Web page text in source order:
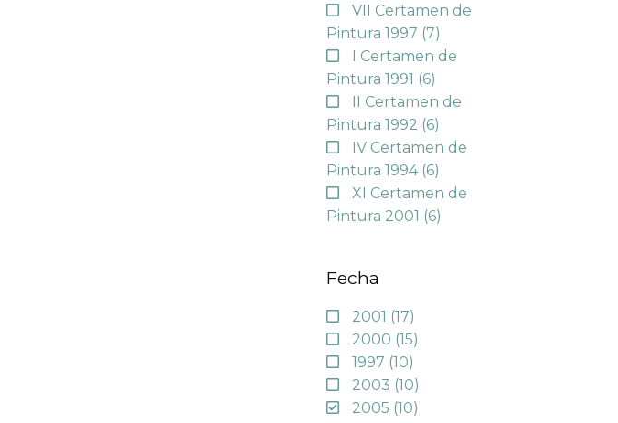
VII Certamen de
Pintura 1997 (7)
I Certamen de
Pintura 1991 (6)
II Certamen de
Pintura 1992 (6)
IV Certamen de
Pintura 1994 (6)
XI Certamen de
Pintura 2001 (6)
Fecha
2001 (17)
2000 (15)
1997 (10)
2003 (10)
2005 (10)